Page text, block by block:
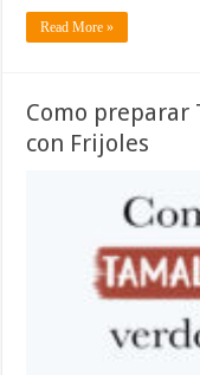
Read More »
Como preparar
con Frijoles